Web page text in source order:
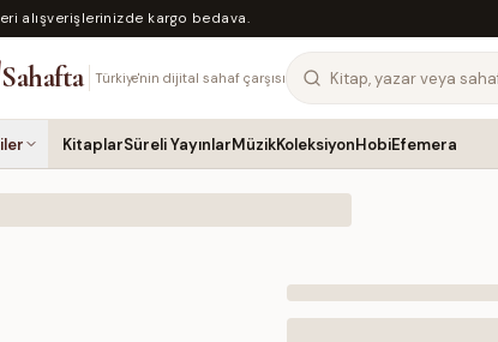
alışverişlerinizde kargo bedava.
Sahafta Türkiye'nin dijital sahaf çarşısı
KitaplarSüreli YayınlarMüzikKoleksiyonHobiEfemera